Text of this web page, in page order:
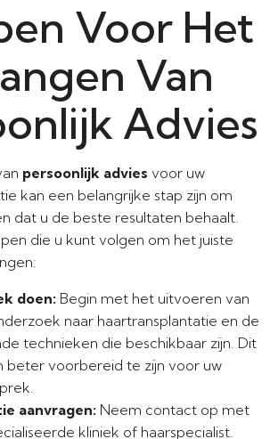
Voor Het
Van
Advies
persoonlijk advies voor uw
kan een belangrijke stap zijn om
dat u de beste resultaten behaalt.
die u kunt volgen om het juiste
doen: Begin met het uitvoeren van
naar haartransplantatie en de
technieken die beschikbaar zijn. Dit
beter voorbereid te zijn voor uw
aanvragen: Neem contact op met
kliniek of haarspecialist.